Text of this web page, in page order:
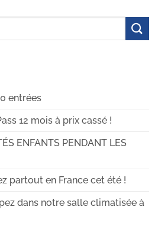
entrées
12 mois à prix cassé !
ENFANTS PENDANT LES
partout en France cet été !
dans notre salle climatisée à